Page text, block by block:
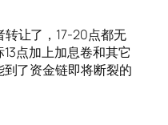
让了，17-20点都无
点加上加息卷和其它
了资金链即将断裂的